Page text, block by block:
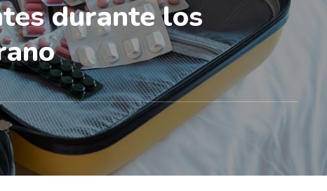
durante los